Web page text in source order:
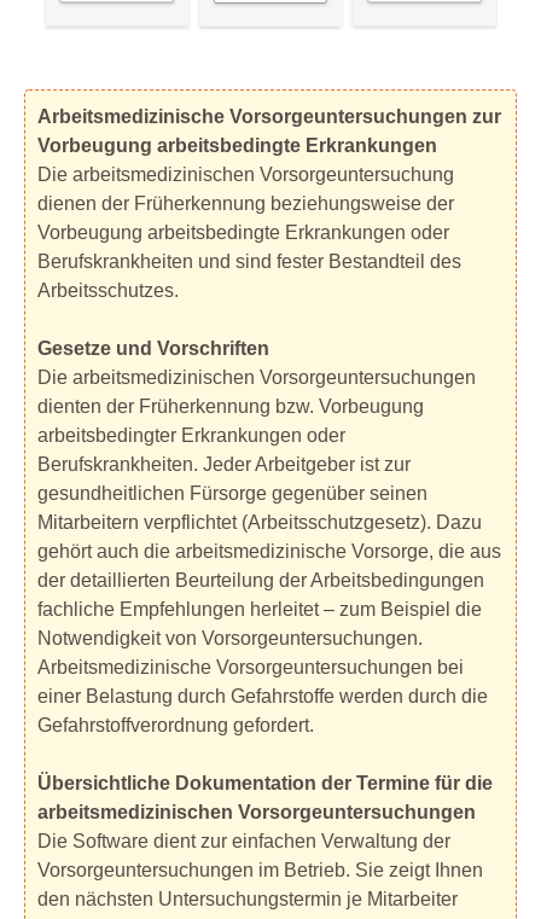
Arbeitsmedizinische Vorsorgeuntersuchungen zur
Vorbeugung arbeitsbedingte Erkrankungen
Die arbeitsmedizinischen Vorsorgeuntersuchung
dienen der Früherkennung beziehungsweise der
Vorbeugung arbeitsbedingte Erkrankungen oder
Berufskrankheiten und sind fester Bestandteil des
Arbeitsschutzes.
Gesetze und Vorschriften
Die arbeitsmedizinischen Vorsorgeuntersuchungen
dienten der Früherkennung bzw. Vorbeugung
arbeitsbedingter Erkrankungen oder
Berufskrankheiten. Jeder Arbeitgeber ist zur
gesundheitlichen Fürsorge gegenüber seinen
Mitarbeitern verpflichtet (Arbeitsschutzgesetz). Dazu
gehört auch die arbeitsmedizinische Vorsorge, die aus
der detaillierten Beurteilung der Arbeitsbedingungen
fachliche Empfehlungen herleitet – zum Beispiel die
Notwendigkeit von Vorsorgeuntersuchungen.
Arbeitsmedizinische Vorsorgeuntersuchungen bei
einer Belastung durch Gefahrstoffe werden durch die
Gefahrstoffverordnung gefordert.
Übersichtliche Dokumentation der Termine für die
arbeitsmedizinischen Vorsorgeuntersuchungen
Die Software dient zur einfachen Verwaltung der
Vorsorgeuntersuchungen im Betrieb. Sie zeigt Ihnen
den nächsten Untersuchungstermin je Mitarbeiter